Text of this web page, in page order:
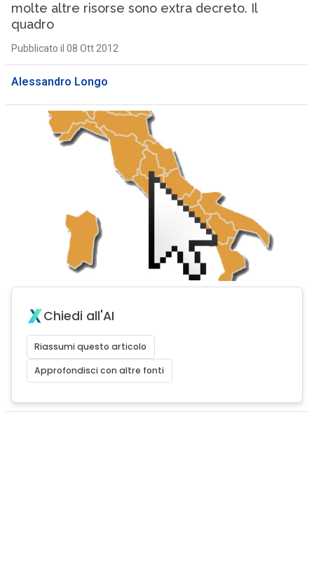
molte altre risorse sono extra decreto. Il
quadro
Pubblicato il 08 Ott 2012
Alessandro Longo
Chiedi all'AI
Riassumi questo articolo
Approfondisci con altre fonti